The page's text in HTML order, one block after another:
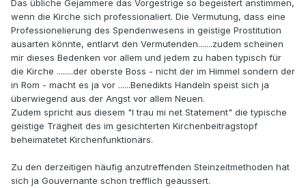
Das übliche Gejammere das Vorgestrige so begeistert anstimmen,
wenn die Kirche sich professionaliert. Die Vermutung, dass eine
Professionelierung des Spendenwesens in geistige Prostitution
ausarten könnte, entlarvt den Vermutenden.......zudem scheinen
mir dieses Bedenken vor allem und jedem zu haben typisch für
die Kirche ........der oberste Boss - nicht der im Himmel sondern der
in Rom - macht es ja vor ......Benedikts Handeln speist sich ja
überwiegend aus der Angst vor allem Neuen.
Zudem spricht aus diesem "I trau mi net Statement" die typische
geistige Trägheit des im gesichterten Kirchenbeitragstopf
beheimatetet Kirchenfunktionärs.
Zu den derzeitigen häufig anzutreffenden Steinzeitmethoden hat
sich ja Gouvernante schon trefflich geäussert.